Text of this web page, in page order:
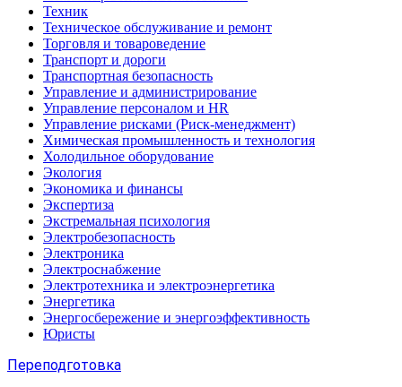
Техник
Техническое обслуживание и ремонт
Торговля и товароведение
Транспорт и дороги
Транспортная безопасность
Управление и администрирование
Управление персоналом и HR
Управление рисками (Риск-менеджмент)
Химическая промышленность и технология
Холодильное оборудование
Экология
Экономика и финансы
Экспертиза
Экстремальная психология
Электробезопасность
Электроника
Электроснабжение
Электротехника и электроэнергетика
Энергетика
Энергосбережение и энергоэффективность
Юристы
Переподготовка